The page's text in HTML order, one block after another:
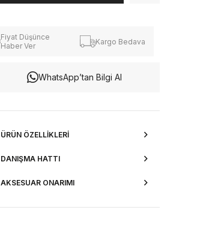
Fiyat Düşünce
Haber Ver
Kargo Bedava
WhatsApp’tan Bilgi Al
ÜRÜN ÖZELLIKLERI
DANIŞMA HATTI
AKSESUAR ONARIMI